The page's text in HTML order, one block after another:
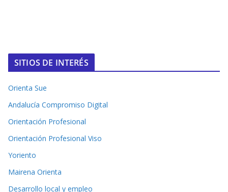
SITIOS DE INTERÉS
Orienta Sue
Andalucía Compromiso Digital
Orientación Profesional
Orientación Profesional Viso
Yoriento
Mairena Orienta
Desarrollo local y empleo